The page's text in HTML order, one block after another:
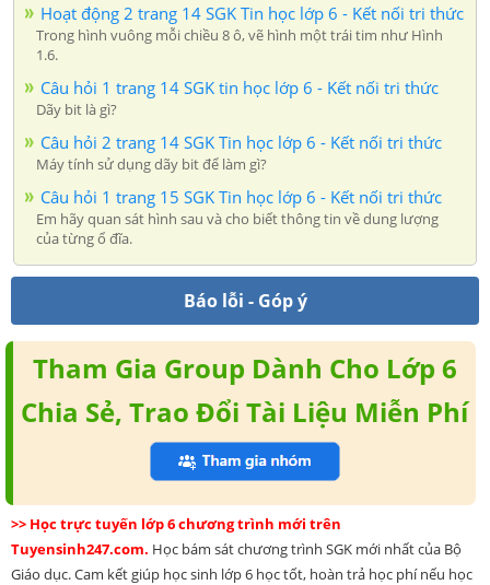
Hoạt động 2 trang 14 SGK Tin học lớp 6 - Kết nối tri thức
Trong hình vuông mỗi chiều 8 ô, vẽ hình một trái tim như Hình
1.6.
Câu hỏi 1 trang 14 SGK tin học lớp 6 - Kết nối tri thức
Dãy bit là gì?
Câu hỏi 2 trang 14 SGK Tin học lớp 6 - Kết nối tri thức
Máy tính sử dụng dãy bit để làm gì?
Câu hỏi 1 trang 15 SGK Tin học lớp 6 - Kết nối tri thức
Em hãy quan sát hình sau và cho biết thông tin về dung lượng
của từng ổ đĩa.
Báo lỗi - Góp ý
Tham Gia Group Dành Cho Lớp 6
Chia Sẻ, Trao Đổi Tài Liệu Miễn Phí
>> Học trực tuyến lớp 6 chương trình mới trên
Tuyensinh247.com. Học bám sát chương trình SGK mới nhất của Bộ
Giáo dục. Cam kết giúp học sinh lớp 6 học tốt, hoàn trả học phí nếu học